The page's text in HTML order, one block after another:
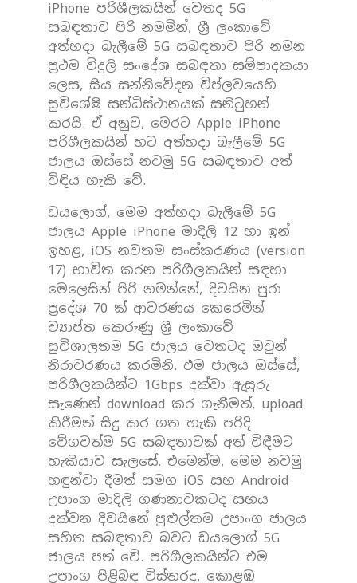
iPhone පරිශීලකයින් වෙතද 5G
සබඳතාව පිරි නමමින්, ශ්‍රී ලංකාවේ
අත්හදා බැලීමේ 5G සබඳතාව පිරි නමන
ප්‍රථම විදුලි සංදේශ සබඳතා සම්පාදකයා
ලෙස, සිය සන්නිවේදන විප්ලවයෙහි
සුවිශේෂි සන්ධිස්ථානයක් සනිටුහන්
කරයි. ඒ අනුව, මෙරට Apple iPhone
පරිශීලකයින් හට අත්හදා බැලීමේ 5G
ජාලය ඔස්සේ නවමු 5G සබඳතාව අත්
විඳිය හැකි වේ.‍
ඩයලොග්, මෙම අත්හදා බැලීමේ 5G
ජාලය Apple iPhone මාදිලි 12 හා ඉන්
ඉහළ, iOS නවතම සංස්කරණය (version
17) භාවිත කරන පරිශීලකයින් සඳහා
මෙලෙසින් පිරි නමන්නේ, දිවයින පුරා
ප්‍රදේශ 70 ක් ආවරණය කෙරෙමින්
ව්‍යාප්ත කෙරුණු ශ්‍රී ලංකාවේ
සුවිශාලතම 5G ජාලය වෙතටද ඔවුන්
නිරාවරණය කරමිනි. එම ජාලය ඔස්සේ,
පරිශීලකයින්ට 1Gbps දක්වා ඇසුරු
සැණෙන් download කර ගැනීමත්, upload
කිරීමත් සිදු කර ගත හැකි පරිදි
වේගවත්ම 5G සබඳතාවක් අත් විඳීමට
හැකියාව සැලසේ. එමෙන්ම, මෙම නවමු
හඳුන්වා දීමත් සමග iOS සහ Android
උපාංග මාදිලි ගණනාවකටද සහය
දක්වන දිවයිනේ පුළුල්තම උපාංග ජාලය
සහිත සබඳතාව බවට ඩයලොග් 5G
ජාලය පත් වේ. පරිශීලකයින්ට එම
උපාංග පිළිබඳ විස්තරද, කොළඹ